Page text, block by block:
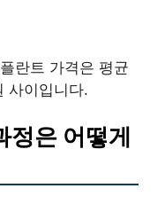
란트 가격은 평균
사이입니다.
정은 어떻게